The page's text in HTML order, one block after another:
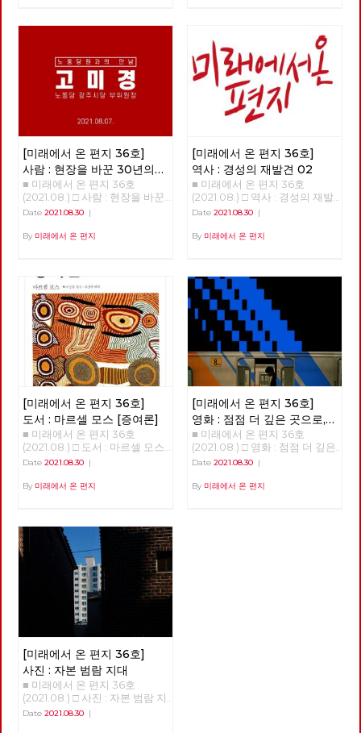
여러 생각에 잠겨야 했다. 사회
의 근본적 변혁을 바라며 당에
들어와 당 대의원으로 참석한 그
날 이후, 그의 삶은 서서히 바뀌
정에 자신도 책임지자고 다짐했
기 때문이다. 뭐라도 해야지 하
고 마음먹은 것이다. 노동당과
당대회 - 당대회는 최고의결기
관 자본주의의 구조적 한계에
‘코로나19’까지 겹친 한국사회의
전환이 필요한 시점, 노동당 정
기당대회가 열린다. 노동당은 여
와 활동성 제고 그리고 정치력
부하고 새로운 활동방식 실험과
적극적인 좌파연대 모색에 주력
했다. 이제 강자정치·부자경제
종식과 정치교체·정치혁명을 주
장하는 사회주의 정당 노동당이
2년 만에 정기당대회를 앞두고
있다. <2021 노동당 정기당대회
> ○ 2021년 9월 11일 (토) 14시 (사
전행사 13시부터) ○ n90센터 지
313) 당대회는 ‘당의 최고의결
기관’으로 ‘당원의 대표자들이
모여 가장 중요한 결정을 하는
회의’이다. 일반적이었다면 현
집행부가 선출된 2019년 가을
이후인 2020년 상반기 즈음에
열렸겠지만, 다들 알다시피 ‘20
되었다. 하지만, 그 사이에도 ‘당
원캠프’, ‘정책대회’ 등을 통하여
당적 교류와 논의의 장이 꾸준히
이어졌음은 주지의 사실이다. 주
요 안건은? - 1. 당대회의 권한,
소집, 상임집행위원회의 권한 변
경 - 2. 단일한 사회주의 대중정
당 건설 준비위원회 설치 2021
정기당대회 상정 안건은 세부적
으로 셋이지만 주요 안건은 둘이
다. 첫 번째는 ‘1-1. 당헌 개정의
건’으로 정기당대회를 2년 주기
가 아니라 해마다 개최하여 매년
도 주요 정치사업 의제를 심의,
의결하자는 안이다. “당대의원
바뀔 것 같지 않았던 것들을 바
또한, 리오데자네이로에서의 나
비의 날갯짓이 만든 미국의 허리
케인과도 같은 의외의 변화를 일
으키기도 했다. 아직도 미래에
수는 없지만, 분명 지난 일년 반
정도의 시간 동안 바이러스 자체
에 대한 지식은 늘어났으며, 완
전하다고 할 수는 없지만 예방백
신과 치료제들이 만들어졌다. 또
한, 어떤 방역체계가 잘 작동하
는지 아닌 지를 판별할 수 있는
경험들도 쌓이기 시작했다. 그와
함께, 이 바이러스의 창궐이 우
리의 삶에 어떤 변화를 가져올까
단초들을 살펴보고자 한다. 코로
나 19 바이러스 팬데믹의 기원이
과도한 개발에 따른 기후위기라
고 한다. 과연 이런 접근은 올바
른 것일까? 코로나 19 바이러스
와 기후위기의 기원은 무엇일
까? 코로나 19 바이러스가 처음
퍼져나가기 시작하던 무렵부터
떠돌던 이 바이러스의 기원에 대
한 하나의 해석이 있다. 코로나
19에 따른 팬데믹이 ‘기후변화와
깊이 연결된 현상’으로, 그 원인
은 단순하게는 동물 바이러스가
인간에게 옮아온 것이나, 이보다
‘좀 더 근본 원인이 있다’면서 그
것이다. 이에 따르면 산림 벌채,
야생 동물의 서식지가 파괴됐고
이런 파괴가 생물 다양성을 줄여
코로나19 같은 병원체가 퍼지도
록 했다는 것이다. 이런 근본적
인 성찰과 결국 기후 위기를 극
복하는 노력에 매진해야 한다는
결론에는 격하게 공감하고 싶은
것이 사실이다. 하지만, 무언가
동감하지만, ‘근본 원인’과 ‘단순
원인’을 이어주는 고리가 없다는
것이다. 나는 이것이 ‘어쨌든 문
제는 기후 위기’ 식의 접근이 가
진 문제라고 생각한다. 우선, 많
은 과학적 발견들은 기후 위기의
다. 2014년 5월 13일 79일간 이
어진 신라대 청소노동자 투쟁이
승리로 끝났다. 새천년민주당 을
지로위원회 중재로 신라대 박태
학 총장과 협약서를 작성하여 노
동자 전원 복직과 고용 보장을
보장받았다. 힘겨운 투쟁 끝에
청소노동자들이 학교로 돌아갈
되었다. 2020년 11월 김충석 총
장으로 바뀐 후 신라대는 2021
년 3월 1일부터 청소 용역 업체
와 계약 해지를 단행하고 청소
노동자 집단 해고를 했다. 학교
는 청소노동자 없이 대학에 자체
적으로 청소를 진행하겠다고 했
다. 신라대 청소노동자는 이에
돌입했다. 이 농성은 6월 16일까
지 이어졌고 투쟁 142일 만에 직
접 고용 쟁취로 마무리 되었다.
신라대학교(총장 김충석)와 민
주노총 부산지역일반노조(위원
장 박문석)가 6월 16일 오전 9시
30분, 대학 본부 접견실에서 극
적으로 합의를 하였다. 합의 내
용은 투쟁하는 조합원 모두를 대
학이 직접 고용하고, 65세까지
정년을 보장한다는 것 등이다.
부산일반노조 신라대지회 청소
노동자 직접고용 쟁취를 위한 투
쟁은 10년이라는 시간이 걸렸다.
노동자들은 2012년 노조에 가입
다. 청소 외 잡무에 대해 하지 않
[미래에서 온 편지 36호]
사람 : 현장을 바꾼 30년의
실천과 연대 - 고미경
■ 미래에서 온 편지 36호
(2021.08.) □ 사람 : 현장을 바꾼
30년의 실천과 연대 - 고미경 안
온 편지 36호에서는 현장에서
“제가 가장 좋아하는 단어가 연
대예요. 그리고, 실천이고 그래
서 저는 제가 그런 세상을 만들
기 위해서 오늘 하루도 나보다
어려운 이웃들을 외면하지 않고,
어려운 사업장에 찾아가면서 연
대하는, 실천하는 노동자가 되고
싶어요”
Date 2021.08.30 |
By 미래에서 온 편지
[미래에서 온 편지 36호]
역사 : 경성의 재발견 02
■ 미래에서 온 편지 36호
(2021.08.) □ 역사 : 경성의 재발
견 02 >>>>>>>> COMING
Date 2021.08.30|
By 미래에서 온 편지
[미래에서 온 편지 36호]
도서 : 마르셀 모스 [증여론]
■ 미래에서 온 편지 36호
(2021.08.) □ 도서 : 마르셀 모스
[증여론] 최종왕 / 대전시당 위
을 통해 생산된 재화와 가치가
서 찾아본다. 마르셀 모스는
(1872~1950)는 프랑스의 인류학
과 민족학 방법을 연구하며 프랑
스 인류학을 세계에 알리는데 중
요한 역할을 했다. 또한 그는 프
랑스 사회당 당원으로 활동하며
사회주의적 열정을 강하게 나타
냈고, 이국적인 사회에 대한 관
심도 많았다. 그는 사회주의적
열정으로 당대의 문화들을 비판
적으로 성찰하고 대안을 모색하
는 노력을 넘어 ‘공산주의적 열
망’을 원시 사회의 풍습에서 찾
으려는 노력을 계속하였고 [증
여론]은 그 노력의 성과로 보기
에 부족하지 않다. 원시 사회의
Date 2021.08.30 |
By 미래에서 온 편지
[미래에서 온 편지 36호]
영화 : 점점 더 깊은 곳으로,
감춰지고 사라지는 노동에
관한 관찰기 <언더그라운드>
■ 미래에서 온 편지 36호
(2021.08.) □ 영화 : 점점 더 깊은
곳으로, 감춰지고 사라지는 노동
박수영 지난 8월 19일에 개봉한
Date 2021.08.30|
By 미래에서 온 편지
[미래에서 온 편지 36호]
사진 : 자본 범람 지대
■ 미래에서 온 편지 36호
(2021.08.) □ 사진 : 자본 범람 지
대 현 린 편집위원 서울 망원동
Date 2021.08.30 |